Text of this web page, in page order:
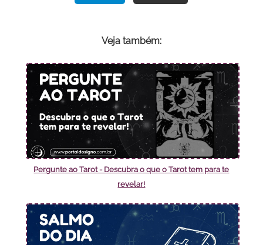
Veja também:
Pergunte ao Tarot - Descubra o que o Tarot tem para te
revelar!